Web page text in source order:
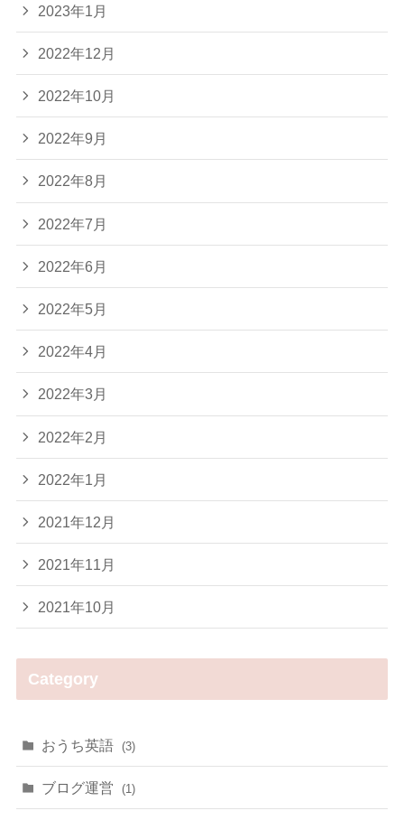
2023年1月
2022年12月
2022年10月
2022年9月
2022年8月
2022年7月
2022年6月
2022年5月
2022年4月
2022年3月
2022年2月
2022年1月
2021年12月
2021年11月
2021年10月
Category
おうち英語 (3)
ブログ運営 (1)